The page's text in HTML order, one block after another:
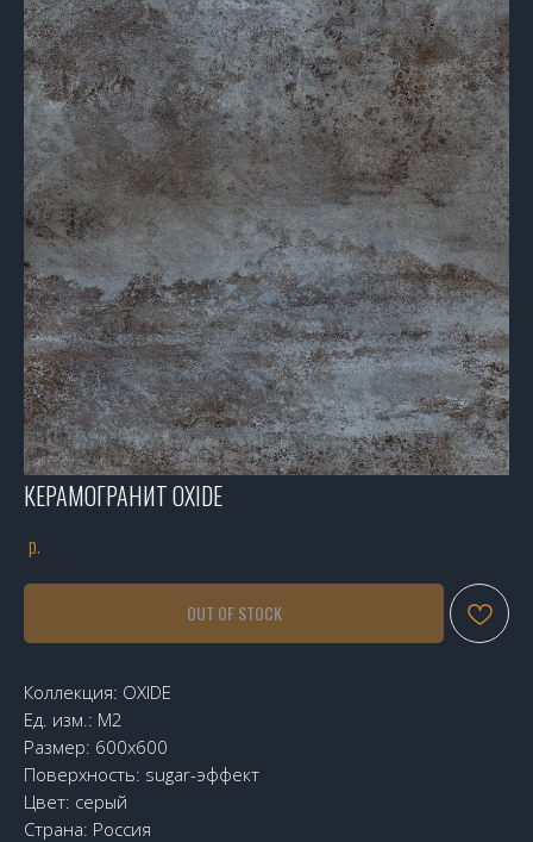
КЕРАМОГРАНИТ OXIDE
р.
OUT OF STOCK
Коллекция: OXIDE
Ед. изм.: М2
Размер: 600х600
Поверхность: sugar-эффект
Цвет: серый
Страна: Россия